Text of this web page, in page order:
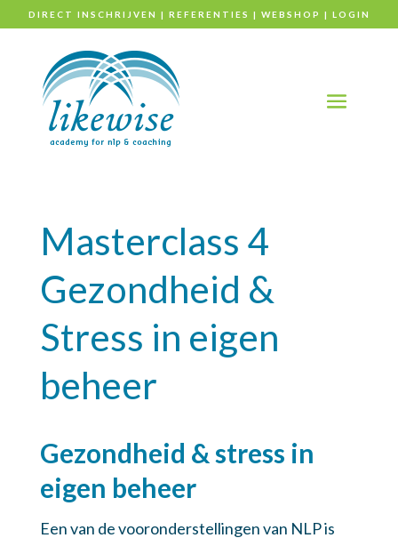
DIRECT INSCHRIJVEN | REFERENTIES | WEBSHOP | LOGIN
Masterclass 4
Gezondheid &
Stress in eigen
beheer
Gezondheid & stress in
eigen beheer
Een van de vooronderstellingen van NLP is